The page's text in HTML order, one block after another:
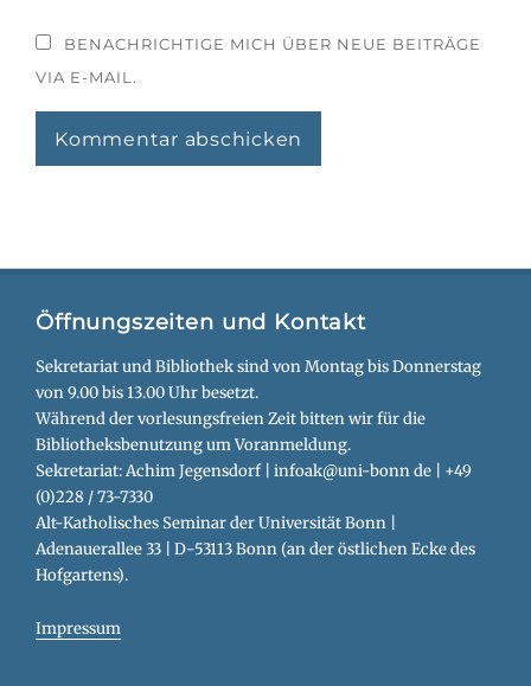
BENACHRICHTIGE MICH ÜBER NEUE BEITRÄGE
VIA E-MAIL.
Öffnungszeiten und Kontakt
Sekretariat und Bibliothek sind von Montag bis Donnerstag
von 9.00 bis 13.00 Uhr besetzt.
Während der vorlesungsfreien Zeit bitten wir für die
Bibliotheksbenutzung um Voranmeldung.
Sekretariat: Achim Jegensdorf | infoak@uni-bonn de | +49
(0)228 / 73-7330
Alt-Katholisches Seminar der Universität Bonn |
Adenauerallee 33 | D-53113 Bonn (an der östlichen Ecke des
Hofgartens).
Impressum